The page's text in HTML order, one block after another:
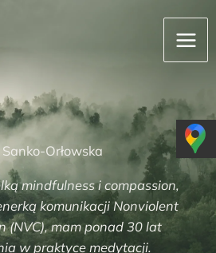
Orłowska
mindfulness i compassion,
komunikacji Nonviolent
(NVC), mam ponad 30 lat
w praktyce medytacji.